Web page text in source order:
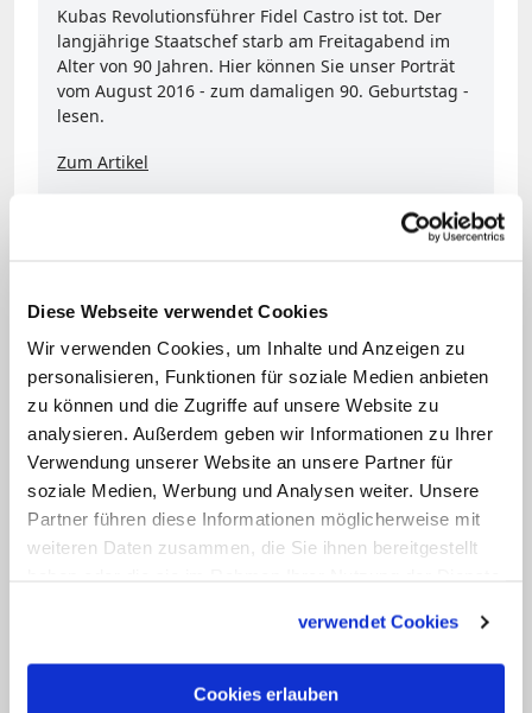
Diese Webseite verwendet Cookies
Wir verwenden Cookies, um Inhalte und Anzeigen zu
personalisieren, Funktionen für soziale Medien anbieten
zu können und die Zugriffe auf unsere Website zu
analysieren. Außerdem geben wir Informationen zu Ihrer
Verwendung unserer Website an unsere Partner für
soziale Medien, Werbung und Analysen weiter. Unsere
Partner führen diese Informationen möglicherweise mit
weiteren Daten zusammen, die Sie ihnen bereitgestellt
verwendet Cookies
Cookies erlauben
Kubas Revolutionsführer Fidel Castro ist tot. Der
langjährige Staatschef starb am Freitagabend im
Alter von 90 Jahren. Hier können Sie unser Porträt
vom August 2016 - zum damaligen 90. Geburtstag -
lesen.
Zum Artikel
Päpsten hervor. Diese seien für die
Kubaner und für die Kirche wichtig
gewesen. Vor allem das Treffen Castros
mit Papst Franziskus habe "nochmal
Türen geöffnet, um das Feld und die
Beziehungen zwischen Kuba und den
Vereinigten Staaten zu verbessern".
Lange Zeit hätten sich die Katholiken auf
versammeln können, so Klaschka. Zwar
seien sie nicht aktiv verfolgt worden,
hätten jedoch keinen Zugang zu